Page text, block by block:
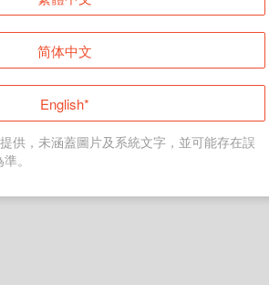
返回首頁
简体中文
English*
供，未涵蓋圖片及系統文字，並可能存在誤
。